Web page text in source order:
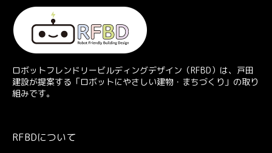
ロボットフレンドリービルディングデザイン（RFBD）は、戸田
建設が提案する「ロボットにやさしい建物・まちづくり」の取り
組みです。
RFBDについて